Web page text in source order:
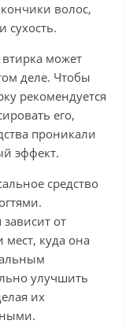
волос,
сухость.
может
деле. Чтобы
рекомендуется
его,
проникали
эффект.
средство
от
мест, куда она
улучшить
их